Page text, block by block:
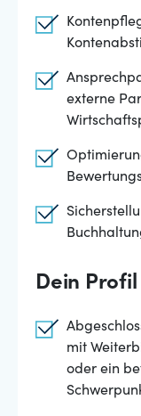
externe
Dein Profil
mit
oder ein